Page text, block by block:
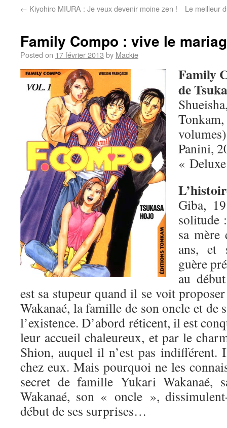
← Kiyohiro MIURA : Je veux devenir moine zen ! Le meilleur
Family Compo : vive le
Posted on 17 février 2013 by Mackie
Family
de
volumes)
Panini,
«
Giba,
solitude
sa mère
ans, et
guère
au
est sa stupeur quand il se voit
Wakanaé, la famille de son oncle et de
l’existence. D’abord réticent, il est
leur accueil chaleureux, et par le
Shion, auquel il n’est pas indifférent.
chez eux. Mais pourquoi ne les
secret de famille Yukari
Wakanaé, son « oncle »,
début de ses surprises…